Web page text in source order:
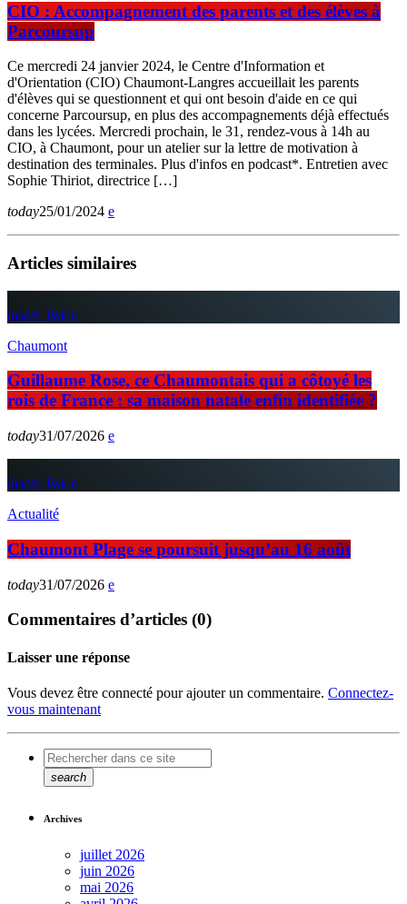
CIO : Accompagnement des parents et des élèves à
Parcoursup
Ce mercredi 24 janvier 2024, le Centre d'Information et
d'Orientation (CIO) Chaumont-Langres accueillait les parents
d'élèves qui se questionnent et qui ont besoin d'aide en ce qui
concerne Parcoursup, en plus des accompagnements déjà effectués
dans les lycées. Mercredi prochain, le 31, rendez-vous à 14h au
CIO, à Chaumont, pour un atelier sur la lettre de motivation à
destination des terminales. Plus d'infos en podcast*. Entretien avec
Sophie Thiriot, directrice […]
today25/01/2024
Articles similaires
insert_link
Chaumont
Guillaume Rose, ce Chaumontais qui a côtoyé les
rois de France : sa maison natale enfin identifiée ?
today31/07/2026
insert_link
Actualité
Chaumont Plage se poursuit jusqu’au 16 août
today31/07/2026
Commentaires d’articles (0)
Laisser une réponse
Vous devez être connecté pour ajouter un commentaire. Connectez-
vous maintenant
search
Archives
juillet 2026
juin 2026
mai 2026